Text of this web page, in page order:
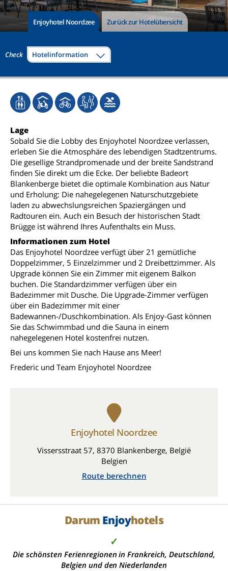
Enjoyhotel Noordzee Zurück zur Hotelübersicht
Check Hotelinformation
Lage
Sobald Sie die Lobby des Enjoyhotel Noordzee verlassen,
erleben Sie die Atmosphäre des lebendigen Stadtzentrums.
Die gesellige Strandpromenade und der breite Sandstrand
finden Sie direkt um die Ecke. Der beliebte Badeort
Blankenberge bietet die optimale Kombination aus Natur
und Erholung: Die nahegelegenen Naturschutzgebiete
laden zu abwechslungsreichen Spaziergängen und
Radtouren ein. Auch ein Besuch der historischen Stadt
Brügge ist während Ihres Aufenthalts ein Muss.
Informationen zum Hotel
Das Enjoyhotel Noordzee verfügt über 21 gemütliche
Doppelzimmer, 5 Einzelzimmer und 2 Dreibettzimmer. Als
Upgrade können Sie ein Zimmer mit eigenem Balkon
buchen. Die Standardzimmer verfügen über ein
Badezimmer mit Dusche. Die Upgrade-Zimmer verfügen
über ein Badezimmer mit einer
Badewannen-/Duschkombination. Als Enjoy-Gast können
Sie das Schwimmbad und die Sauna in einem
nahegelegenen Hotel kostenfrei nutzen.
Bei uns kommen Sie nach Hause ans Meer!
Frederic und Team Enjoyhotel Noordzee
Enjoyhotel Noordzee
Vissersstraat 57, 8370 Blankenberge, België
Belgien
Route berechnen
Darum Enjoyhotels
✓
Die schönsten Ferienregionen in Frankreich, Deutschland,
Belgien und den Niederlanden